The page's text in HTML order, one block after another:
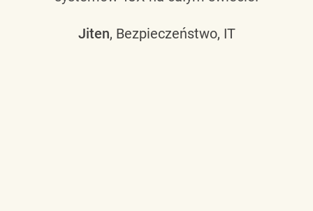
Jiten, Bezpieczeństwo, IT